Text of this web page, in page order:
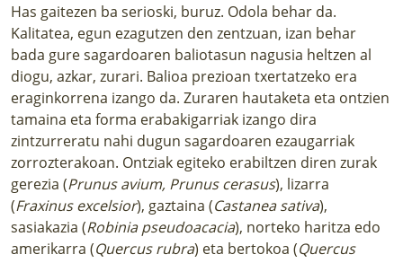
Has gaitezen ba serioski, buruz. Odola behar da.
Kalitatea, egun ezagutzen den zentzuan, izan behar
bada gure sagardoaren baliotasun nagusia heltzen al
diogu, azkar, zurari. Balioa prezioan txertatzeko era
eraginkorrena izango da. Zuraren hautaketa eta ontzien
tamaina eta forma erabakigarriak izango dira
zintzurreratu nahi dugun sagardoaren ezaugarriak
zorrozterakoan. Ontziak egiteko erabiltzen diren zurak
gerezia (Prunus avium, Prunus cerasus), lizarra
(Fraxinus excelsior), gaztaina (Castanea sativa),
sasiakazia (Robinia pseudoacacia), norteko haritza edo
amerikarra (Quercus rubra) eta bertokoa (Quercus